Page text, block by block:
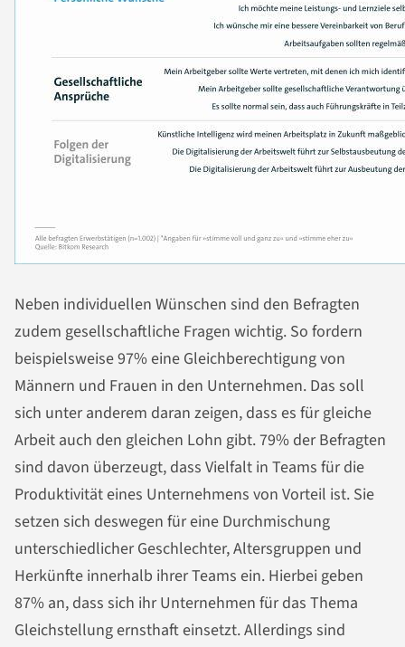
Neben individuellen Wünschen sind den Befragten
zudem gesellschaftliche Fragen wichtig. So fordern
beispielsweise 97% eine Gleichberechtigung von
Männern und Frauen in den Unternehmen. Das soll
sich unter anderem daran zeigen, dass es für gleiche
Arbeit auch den gleichen Lohn gibt. 79% der Befragten
sind davon überzeugt, dass Vielfalt in Teams für die
Produktivität eines Unternehmens von Vorteil ist. Sie
setzen sich deswegen für eine Durchmischung
unterschiedlicher Geschlechter, Altersgruppen und
Herkünfte innerhalb ihrer Teams ein. Hierbei geben
87% an, dass sich ihr Unternehmen für das Thema
Gleichstellung ernsthaft einsetzt. Allerdings sind